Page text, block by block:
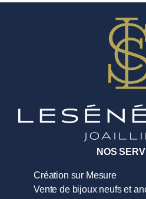
NOS
Création sur Mesure
Vente de bijoux neufs et